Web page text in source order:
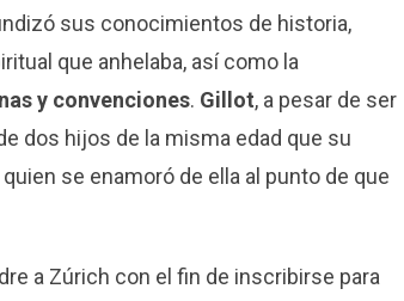
sus conocimientos de historia,
que anhelaba, así como la
y convenciones. Gillot, a pesar de ser
dos hijos de la misma edad que su
se enamoró de ella al punto de que
a Zúrich con el fin de inscribirse para